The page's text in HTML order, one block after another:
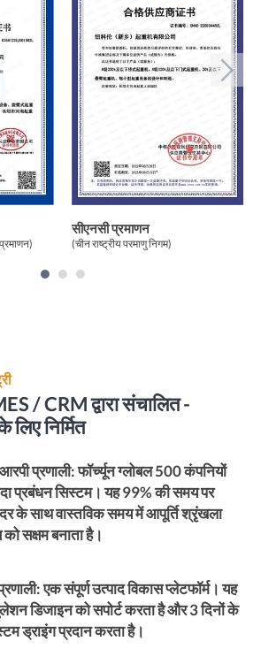
सीएनसी प्रमाणन
(चीन राष्ट्रीय परमाणु निगम)
/ CRM द्वारा संचालित -
लिए निर्मित
प्रणाली:फॉर्च्यून ग्लोबल 500 कंपनियों
प्रबंधन सिस्टम। यह 99% की समय पर
दर के साथ वास्तविक समय में आपूर्ति श्रृंखला
सक्षम बनाता है।
एक संपूर्ण उत्पाद विकास प्लेटफॉर्म। यह
डिजाइन को सपोर्ट करता है और 3 दिनों के
ड्राइंग प्रदान करता है।